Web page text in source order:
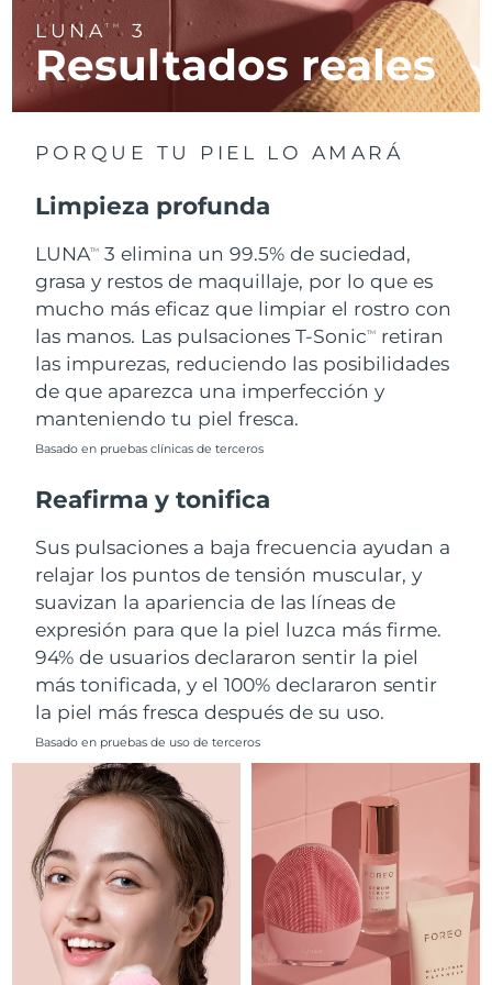
LUNATM 3
Resultados reales
PORQUE TU PIEL LO AMARÁ
Limpieza profunda
LUNATM
3 elimina un 99.5% de suciedad,
grasa y restos de maquillaje, por lo que es
mucho más eficaz que limpiar el rostro con
las manos. Las pulsaciones T-SonicTM
retiran
las impurezas, reduciendo las posibilidades
de que aparezca una imperfección y
manteniendo tu piel fresca.
Basado en pruebas clínicas de terceros
Reafirma y tonifica
Sus pulsaciones a baja frecuencia ayudan a
relajar los puntos de tensión muscular, y
suavizan la apariencia de las líneas de
expresión para que la piel luzca más firme.
94% de usuarios declararon sentir la piel
más tonificada, y el 100% declararon sentir
la piel más fresca después de su uso.
Basado en pruebas de uso de terceros
RAE de Macao
(China)
Entrega prevista8/10/26
Mónaco Entrega prevista 8/9/26
Países Bajos Entrega prevista8/8/26
Nueva Zelanda Entrega prevista
Omán
Filipinas Entrega prevista8/11/26
Polonia Entrega prevista 8/9/26
Portugal Entrega prevista8/8/26
Puerto Rico Entrega prevista8/10/26
Catar
Reunión Entrega prevista
Rumanía Entrega prevista
Rusia Entrega prevista 8/16/26
Arabia Saudí Entrega prevista8/9/26